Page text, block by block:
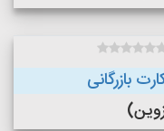
بازرگانی